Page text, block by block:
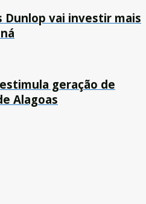
Dunlop vai investir mais
geração de
Alagoas